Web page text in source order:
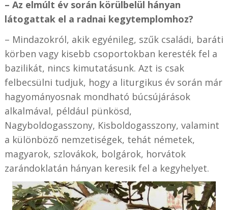
– Az elmúlt év során körülbelül hányan
látogattak el a radnai kegytemplomhoz?
– Mindazokról, akik egyénileg, szűk családi, baráti
körben vagy kisebb csoportokban keresték fel a
bazilikát, nincs kimutatásunk. Azt is csak
felbecsülni tudjuk, hogy a liturgikus év során már
hagyományosnak mondható búcsújárások
alkalmával, például pünkösd,
Nagyboldogasszony, Kisboldogasszony, valamint
a különböző nemzetiségek, tehát németek,
magyarok, szlovákok, bolgárok, horvátok
zarándoklatán hányan keresik fel a kegyhelyet.